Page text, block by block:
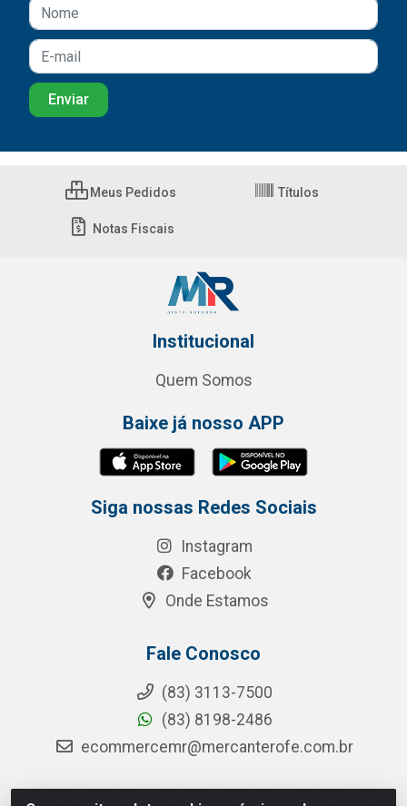
Meus Pedidos Títulos
Notas Fiscais
Institucional
Quem Somos
Baixe já nosso APP
Siga nossas Redes Sociais
Instagram
Facebook
Onde Estamos
Fale Conosco
(83) 3113-7500
(83) 8198-2486
ecommercemr@mercanterofe.com.br